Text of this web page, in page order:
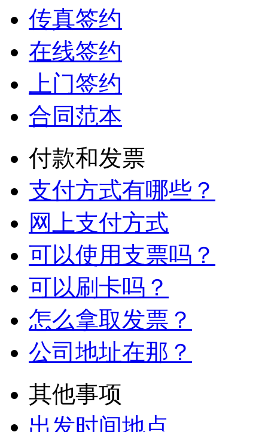
传真签约
在线签约
上门签约
合同范本
付款和发票
支付方式有哪些？
网上支付方式
可以使用支票吗？
可以刷卡吗？
怎么拿取发票？
公司地址在那？
其他事项
出发时间地点